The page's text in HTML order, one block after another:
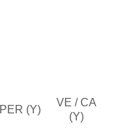
PER (Y)
VE / CA
(Y)